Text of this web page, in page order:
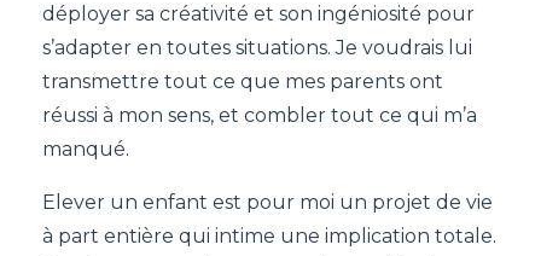
déployer sa créativité et son ingéniosité pour
s’adapter en toutes situations. Je voudrais lui
transmettre tout ce que mes parents ont
réussi à mon sens, et combler tout ce qui m’a
manqué.
Elever un enfant est pour moi un projet de vie
à part entière qui intime une implication totale.